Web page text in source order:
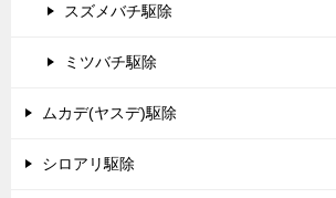
スズメバチ駆除
ミツバチ駆除
ムカデ(ヤスデ)駆除
シロアリ駆除